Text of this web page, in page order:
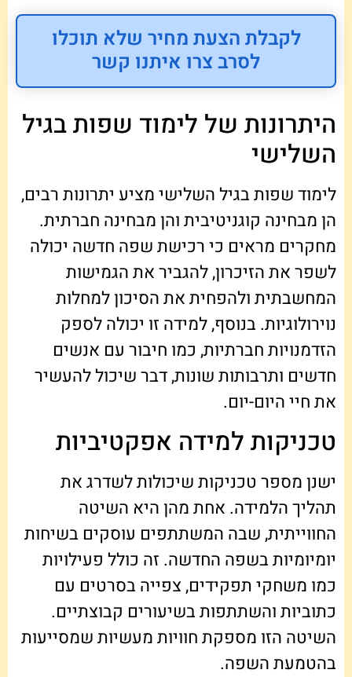
לקבלת הצעת מחיר שלא תוכלו
לסרב צרו איתנו קשר
היתרונות של לימוד שפות בגיל
השלישי
לימוד שפות בגיל השלישי מציע יתרונות רבים,
הן מבחינה קוגניטיבית והן מבחינה חברתית.
מחקרים מראים כי רכישת שפה חדשה יכולה
לשפר את הזיכרון, להגביר את הגמישות
המחשבתית ולהפחית את הסיכון למחלות
נוירולוגיות. בנוסף, למידה זו יכולה לספק
הזדמנויות חברתיות, כמו חיבור עם אנשים
חדשים ותרבותות שונות, דבר שיכול להעשיר
את חיי היום-יום.
טכניקות למידה אפקטיביות
ישנן מספר טכניקות שיכולות לשדרג את
תהליך הלמידה. אחת מהן היא השיטה
החווייתית, שבה המשתתפים עוסקים בשיחות
יומיומיות בשפה החדשה. זה כולל פעילויות
כמו משחקי תפקידים, צפייה בסרטים עם
כתוביות והשתתפות בשיעורים קבוצתיים.
השיטה הזו מספקת חוויות מעשיות שמסייעות
בהטמעת השפה.